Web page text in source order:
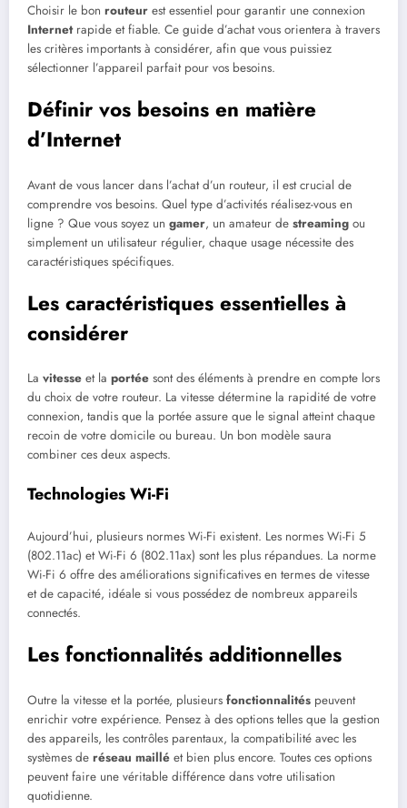
Choisir le bon routeur est essentiel pour garantir une connexion
Internetrapide et fiable. Ce guide d’achat vous orientera à travers
les critères importants à considérer, afin que vous puissiez
sélectionner l’appareil parfait pour vos besoins.
Définir vos besoins en matière
d’Internet
Avant de vous lancer dans l’achat d’un routeur, il est crucial de
comprendre vos besoins. Quel type d’activités réalisez-vous en
ligne ? Que vous soyez un gamer, un amateur de streaming ou
simplement un utilisateur régulier, chaque usage nécessite des
caractéristiques spécifiques.
Les caractéristiques essentielles à
considérer
La vitesse et la portée sont des éléments à prendre en compte lors
du choix de votre routeur. La vitesse détermine la rapidité de votre
connexion, tandis que la portée assure que le signal atteint chaque
recoin de votre domicile ou bureau. Un bon modèle saura
combiner ces deux aspects.
Technologies Wi-Fi
Aujourd’hui, plusieurs normes Wi-Fi existent. Les normes Wi-Fi 5
(802.11ac) et Wi-Fi 6 (802.11ax) sont les plus répandues. La norme
Wi-Fi 6 offre des améliorations significatives en termes de vitesse
et de capacité, idéale si vous possédez de nombreux appareils
connectés.
Les fonctionnalités additionnelles
Outre la vitesse et la portée, plusieurs fonctionnalités peuvent
enrichir votre expérience. Pensez à des options telles que la gestion
des appareils, les contrôles parentaux, la compatibilité avec les
systèmes de réseau maillé et bien plus encore. Toutes ces options
peuvent faire une véritable différence dans votre utilisation
quotidienne.